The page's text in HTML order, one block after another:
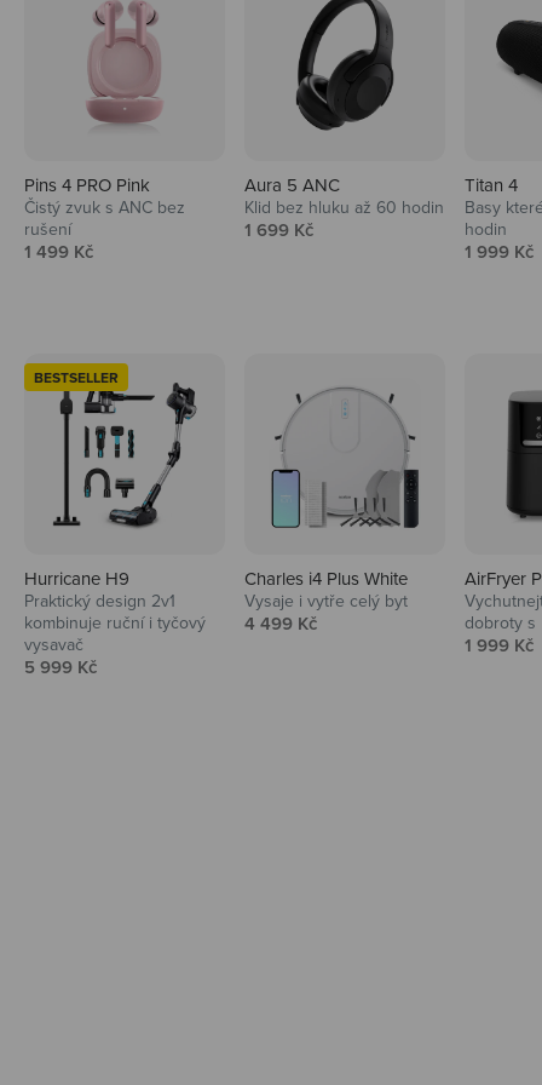
Pins 4 PRO Pink
Čistý zvuk s ANC bez
rušení
Prodejní cena
1 499 Kč
Aura 5 ANC
Klid bez hluku až 60 hodin
Prodejní cena
1 699 Kč
Titan 4
Basy
hodin
Prodejní
1 999 Kč
BESTSELLER
Hurricane H9
Praktický design 2v1
kombinuje ruční i tyčový
vysavač
Prodejní cena
5 999 Kč
Charles i4 Plus White
Vysaje i vytře celý byt
Prodejní cena
4 499 Kč
AirFryer
dobroty s
Prodejní
1 999 Kč
Audio
Niceboy sluchátka a repráky ti padnou
do noty.